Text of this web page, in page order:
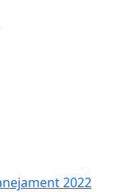
2022